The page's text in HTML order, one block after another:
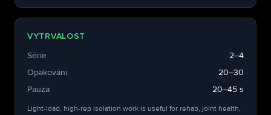
VYTRVALOST
Série
2–4
Opakování
20–30
Pauza
20–45 s
Light-load, high-rep isolation work is useful for rehab, joint health,